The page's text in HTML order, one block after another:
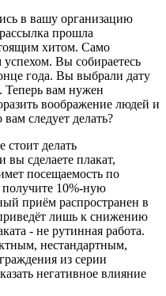
в вашу организацию
прошла
хитом. Само
Вы собираетесь
года. Вы выбрали дату
Теперь вам нужен
воображение людей и
следует делать?
стоит делать
сделаете плакат,
посещаемость по
10%-ную
приём распространен в
лишь к снижению
- не рутинная работа.
нестандартным,
из серии
негативное влияние